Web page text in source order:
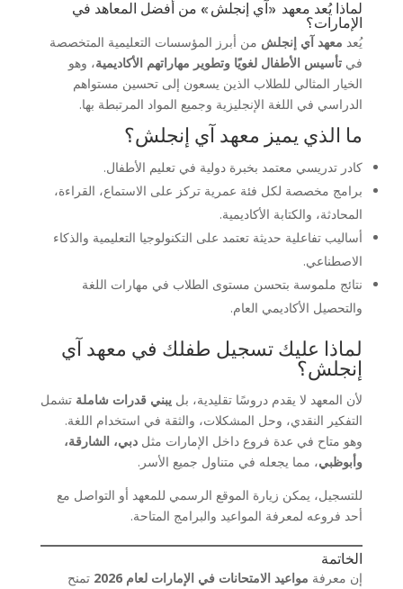
لماذا يُعد معهد «آي إنجلش» من أفضل المعاهد في
الإمارات؟
يُعد معهد آي إنجلش من أبرز المؤسسات التعليمية المتخصصة
في تأسيس الأطفال لغويًا وتطوير مهاراتهم الأكاديمية، وهو
الخيار المثالي للطلاب الذين يسعون إلى تحسين مستواهم
الدراسي في اللغة الإنجليزية وجميع المواد المرتبطة بها.
ما الذي يميز معهد آي إنجلش؟
كادر تدريسي معتمد بخبرة دولية في تعليم الأطفال.
برامج مخصصة لكل فئة عمرية تركز على الاستماع، القراءة،
المحادثة، والكتابة الأكاديمية.
أساليب تفاعلية حديثة تعتمد على التكنولوجيا التعليمية والذكاء
الاصطناعي.
نتائج ملموسة بتحسن مستوى الطلاب في مهارات اللغة
والتحصيل الأكاديمي العام.
لماذا عليك تسجيل طفلك في معهد آي
إنجلش؟
لأن المعهد لا يقدم دروسًا تقليدية، بل يبني قدرات شاملة تشمل
التفكير النقدي، وحل المشكلات، والثقة في استخدام اللغة.
وهو متاح في عدة فروع داخل الإمارات مثل دبي، الشارقة،
وأبوظبي، مما يجعله في متناول جميع الأسر.
للتسجيل، يمكن زيارة الموقع الرسمي للمعهد أو التواصل مع
أحد فروعه لمعرفة المواعيد والبرامج المتاحة.
الخاتمة
إن معرفة مواعيد الامتحانات في الإمارات لعام 2026
تمنح